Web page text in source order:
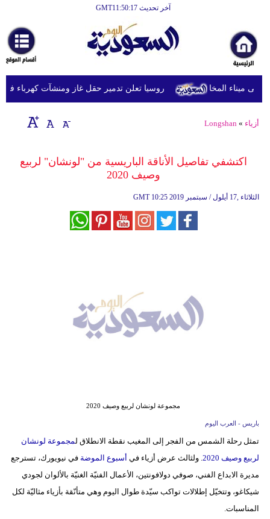
آخر تحديث GMT11:50:17
أخبارعاجلة
رياضة
ثقافة
إقتصاد
وموسيقى
علوم
وتكنولوجيا
بيئة
روسيا تعلن تدمير حقل غاز ومنشآت كهرباء في
أزياء »
Longshan
اكتشفي تفاصيل الأناقة الباريسية من "لونشان" لربيع
وصيف 2020
GMT 10:25 2019 الثلاثاء ,17 أيلول / سبتمبر
مجموعة لونشان لربيع وصيف 2020
باريس - العرب اليوم
تمثل رحلة الشمس من الفجر إلى المغيب نقطة الانطلاق لمجموعة لونشان
لربيع وصيف 2020
. ولثالث عرض أزياء في أسبوع الموضة في نيويورك، تسترجع
مديرة الابداع الفني، صوفي دولافونتين، الأعمال الفنيّة الغنيّة بالألوان لجودي
شيكاغو، وتتخيّل إطلالات تواكب سيّدة طوال اليوم وهي متأنّقة بأزياء مثاليّة لكل
المناسبات.